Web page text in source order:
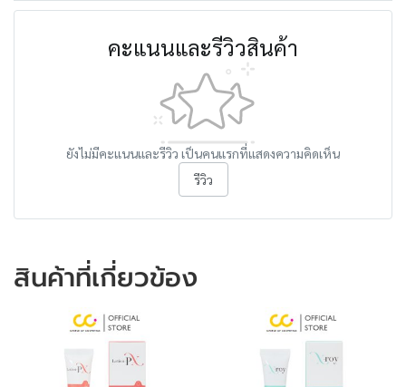
คะแนนและรีวิวสินค้า
ยังไม่มีคะแนนและรีวิว เป็นคนแรกที่แสดงความคิดเห็น
รีวิว
สินค้าที่เกี่ยวข้อง